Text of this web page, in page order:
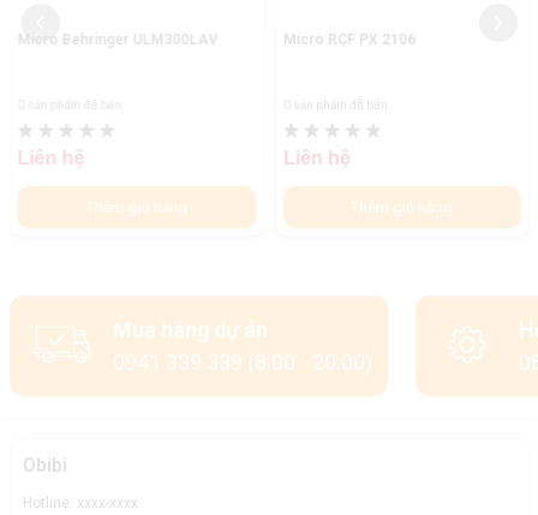
Micro Behringer ULM300LAV
0 sản phẩm đã bán
Liên hệ
Thêm giỏ hàng
Micro RCF PX 2106
0 sản phẩm đã bán
Liên hệ
Thêm giỏ hàng
Mua hàng dự án
0941 339 339 (8:00 - 20:00)
Obibi
Hotline: xxxx-xxxx